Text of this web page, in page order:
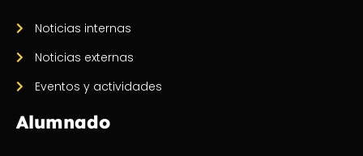
Noticias internas
Noticias externas
Eventos y actividades
Alumnado